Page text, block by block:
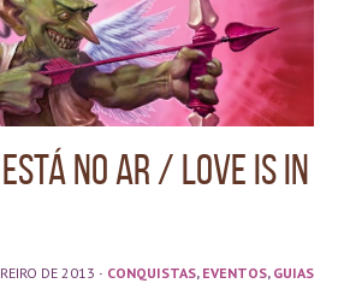
está no Ar / Love is in
DE 2013 · CONQUISTAS, EVENTOS, GUIAS